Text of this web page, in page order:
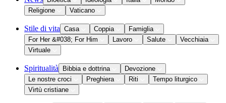
Religione
Vaticano
Stile di vita Casa Coppia
Famiglia
For Her &#038; For Him
Lavoro Salute
Vecchiaia
Virtuale
Spiritualità Bibbia e dottrina
Devozione
Le nostre croci
Preghiera Riti
Tempo liturgico
Virtù cristiane